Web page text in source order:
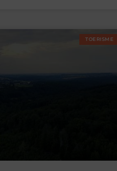
TOERISME